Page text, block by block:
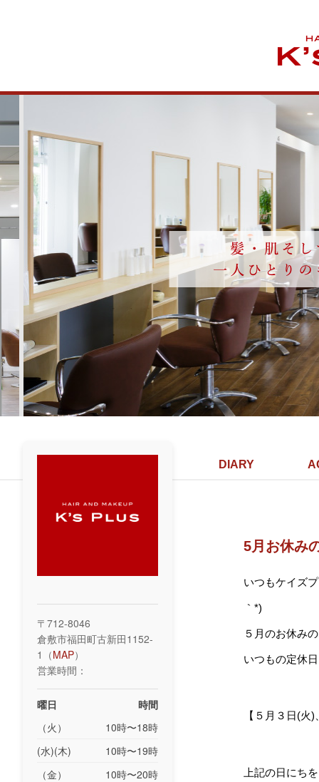
DIARY
5月お休み
いつもケイズ
｀*)
５月のお休み
いつもの定休
【５月３日(火
上記の日にち
〒712-8046
倉敷市福田町古新田1152-
1（MAP）
営業時間：
曜日
時間
（火）
10時〜18時
(水)(木)
10時〜19時
（金）
10時〜20時